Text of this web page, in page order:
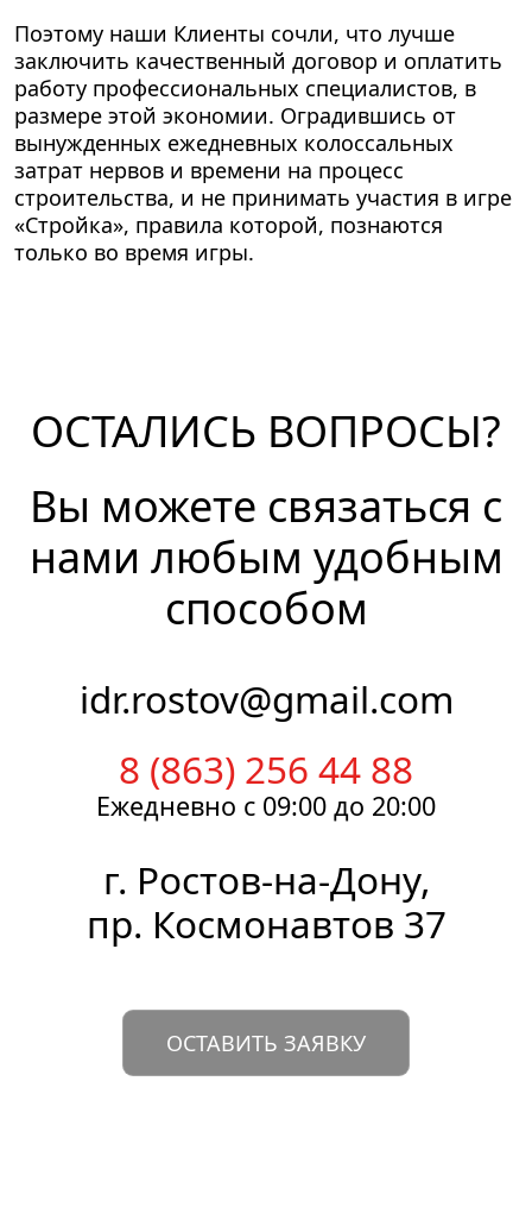
Поэтому наши Клиенты сочли, что лучше
заключить качественный договор и оплатить
работу профессиональных специалистов, в
размере этой экономии. Оградившись от
вынужденных ежедневных колоссальных
затрат нервов и времени на процесс
строительства, и не принимать участия в игре
«Стройка», правила которой, познаются
только во время игры.
ОСТАЛИСЬ ВОПРОСЫ?
Вы можете связаться с
нами любым удобным
способом
8 (863) 256 44 88
idr.rostov@gmail.com
г. Ростов-на-Дону,
пр. Космонавтов 37
Ежедневно с 09:00 до 20:00
ОСТАВИТЬ ЗАЯВКУ